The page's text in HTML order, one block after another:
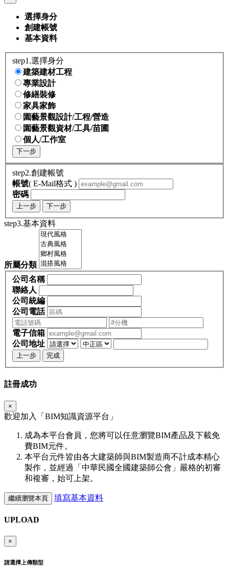
選擇身分
創建帳號
基本資料
step1.選擇身分
建築建材工程
專業設計
修繕裝修
家具家飾
園藝景觀設計/工程/營造
園藝景觀資材/工具/苗圃
個人/工作室
下一步
step2.創建帳號
帳號( E-Mail格式 )
密碼
上一步 下一步
step3.基本資料
所屬分類
公司名稱
聯絡人
公司統編
公司電話
電子信箱
公司地址
上一步 完成
註冊成功
×
歡迎加入「 BIM知識資源平台」
成為本平台會員，您將可以任意瀏覽BIM產品及下載免
費BIM元件。
本平台元件皆由各大建築師與BIM製造商不計成本精心
製作，並經過「中華民國全國建築師公會」嚴格的初審
和複審，始可上架。
繼續瀏覽本頁 填寫基本資料
UPLOAD
×
請選擇上傳類型